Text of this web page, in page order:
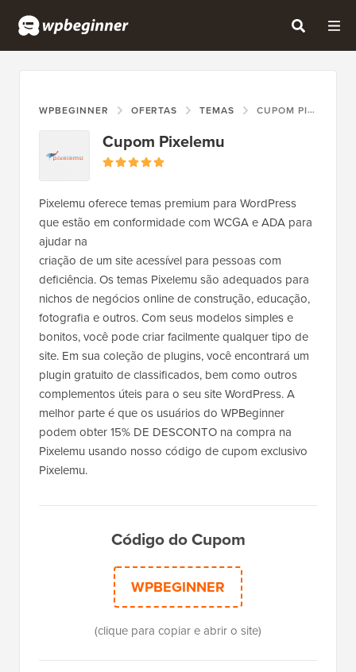
WPBEGINNER OFERTAS TEMAS CUPOM PIXELEMU
Cupom Pixelemu
Pixelemu oferece temas premium para WordPress
que estão em conformidade com WCGA e ADA para
ajudar na
criação de um site acessível para pessoas com
deficiência. Os temas Pixelemu são adequados para
nichos de negócios online de construção, educação,
fotografia e outros. Com seus modelos simples e
bonitos, você pode criar facilmente qualquer tipo de
site. Em sua coleção de plugins, você encontrará um
plugin gratuito de classificados, bem como outros
complementos úteis para o seu site WordPress. A
melhor parte é que os usuários do WPBeginner
podem obter 15% DE DESCONTO na compra na
Pixelemu usando nosso código de cupom exclusivo
Pixelemu.
Código do Cupom
WPBEGINNER
(clique para copiar e abrir o site)